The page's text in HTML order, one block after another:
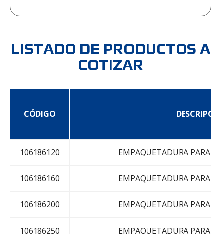
LISTADO DE PRODUCTOS A
COTIZAR
CÓDIGO
106186120 EMPAQUETADURA PARA
106186160 EMPAQUETADURA PARA
106186200 EMPAQUETADURA PARA
106186250 EMPAQUETADURA PARA